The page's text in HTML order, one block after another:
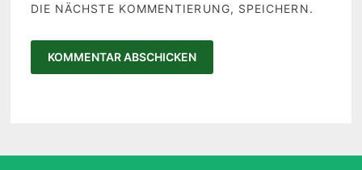
DIE NÄCHSTE KOMMENTIERUNG, SPEICHERN.